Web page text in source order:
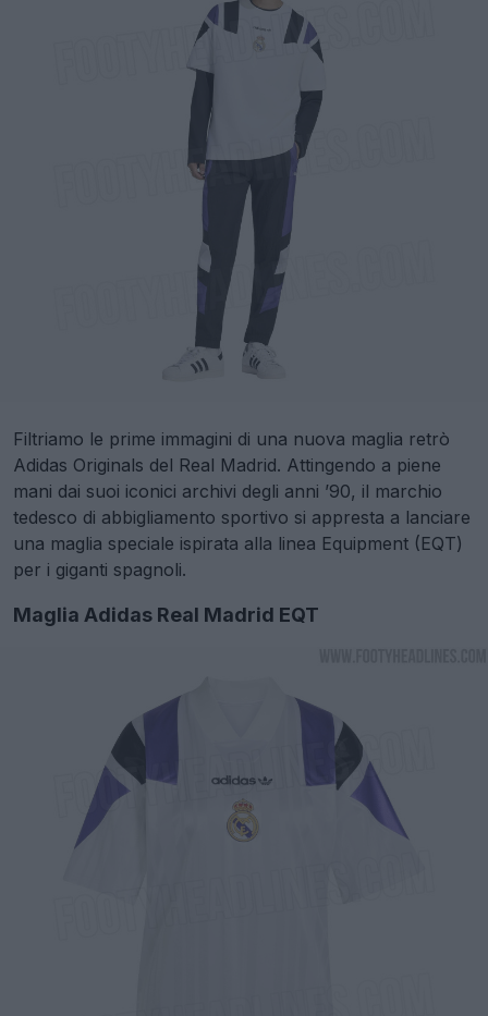
Filtriamo le prime immagini di una nuova maglia retrò
Adidas Originals del Real Madrid. Attingendo a piene
mani dai suoi iconici archivi degli anni ’90, il marchio
tedesco di abbigliamento sportivo si appresta a lanciare
una maglia speciale ispirata alla linea Equipment (EQT)
per i giganti spagnoli.
Maglia Adidas Real Madrid EQT